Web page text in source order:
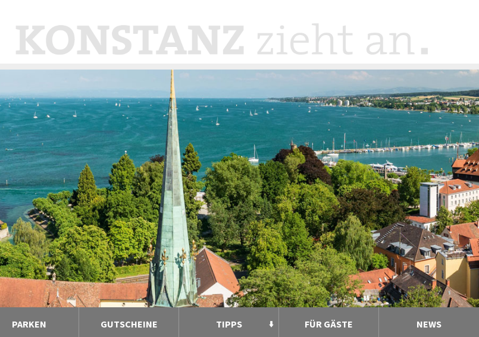
PARKEN GUTSCHEINE TIPPS FÜR GÄSTE NEWS